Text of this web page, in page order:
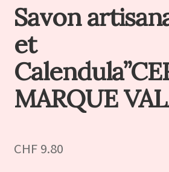
Savon
et
MARQUE
CHF9.80